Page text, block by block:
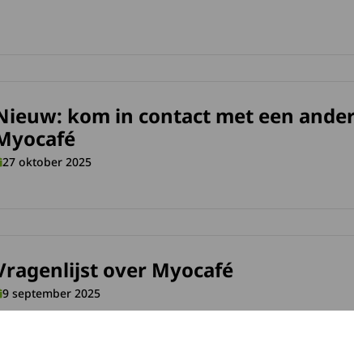
kom in contact met een
27 oktober 2025
contact met een ander lid via Myocafé.
over Myocafé
9 september 2025
Myocafé.